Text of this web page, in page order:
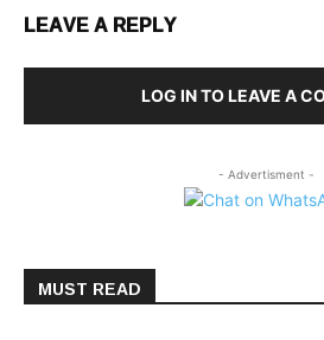
LEAVE A REPLY
LOG IN TO LEAVE A
- Advertisment -
MUST READ